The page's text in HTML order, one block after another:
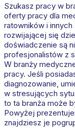
Szukasz pracy w
oferty pracy dla
ratowników i
rozwijającej się
doświadczenie są
profesjonalistów z
W branży
pracy. Jeśli
diagnozowanie,
w stresujących
to ta branża może
Powyżej
znajdziesz je